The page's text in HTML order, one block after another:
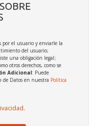
por el usuario y enviarle la
del usuario;
una obligación legal;
otros derechos, como se
Adicional: Puede
de Datos en nuestra Política
.